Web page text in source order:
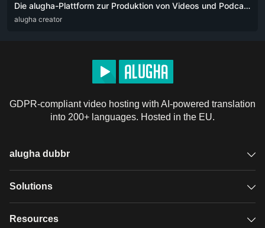
Die alugha-Plattform zur Produktion von Videos und Podcasts für Content-Creator. Die Revolution der künstlichen Intelligenz 👏🏻
ARA DEU ENG
alugha creator
GDPR-compliant video hosting with AI-powered translation
into 200+ languages. Hosted in the EU.
alugha dubbr
Overview
Solutions
GDPR video hosting
Resources